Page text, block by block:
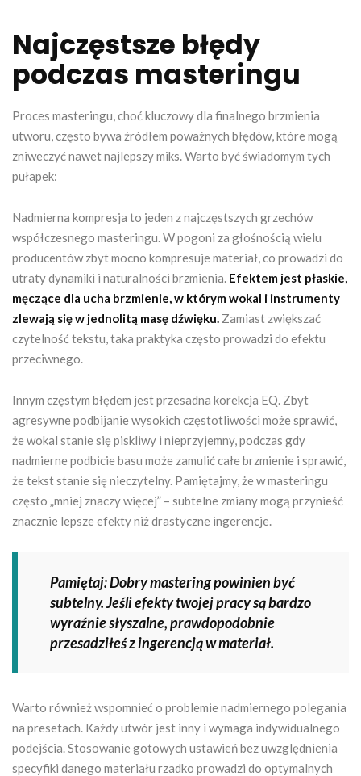
Najczęstsze błędy
podczas masteringu
Proces masteringu, choć kluczowy dla finalnego brzmienia
utworu, często bywa źródłem poważnych błędów, które mogą
zniweczyć nawet najlepszy miks. Warto być świadomym tych
pułapek:
Nadmierna kompresja to jeden z najczęstszych grzechów
współczesnego masteringu. W pogoni za głośnością wielu
producentów zbyt mocno kompresuje materiał, co prowadzi do
utraty dynamiki i naturalności brzmienia. Efektem jest płaskie,
męczące dla ucha brzmienie, w którym wokal i instrumenty
zlewają się w jednolitą masę dźwięku. Zamiast zwiększać
czytelność tekstu, taka praktyka często prowadzi do efektu
przeciwnego.
Innym częstym błędem jest przesadna korekcja EQ. Zbyt
agresywne podbijanie wysokich częstotliwości może sprawić,
że wokal stanie się piskliwy i nieprzyjemny, podczas gdy
nadmierne podbicie basu może zamulić całe brzmienie i sprawić,
że tekst stanie się nieczytelny. Pamiętajmy, że w masteringu
często „mniej znaczy więcej” – subtelne zmiany mogą przynieść
znacznie lepsze efekty niż drastyczne ingerencje.
Pamiętaj: Dobry mastering powinien być
subtelny. Jeśli efekty twojej pracy są bardzo
wyraźnie słyszalne, prawdopodobnie
przesadziłeś z ingerencją w materiał.
Warto również wspomnieć o problemie nadmiernego polegania
na presetach. Każdy utwór jest inny i wymaga indywidualnego
podejścia. Stosowanie gotowych ustawień bez uwzględnienia
specyfiki danego materiału rzadko prowadzi do optymalnych